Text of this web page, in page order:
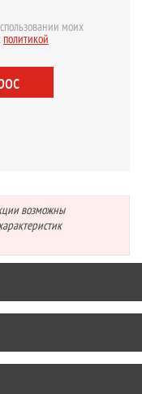
моих
политикой
возможны